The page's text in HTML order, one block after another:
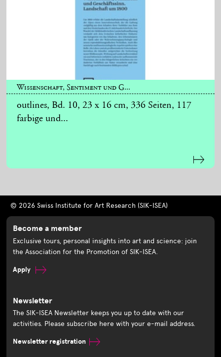
Wissenschaft, Sentiment und G...
outlines, Bd. 10, 23 x 16 cm, 336 Seiten, 117
farbige und...
© 2026 Swiss Institute for Art Research (SIK-ISEA)
Become a member
Exclusive tours, personal insights into art and science: join
the Association for the Promotion of SIK-ISEA.
Apply
Newsletter
The SIK-ISEA Newsletter keeps you up to date with our
activities. Please subscribe here with your e-mail address.
Newsletter registration